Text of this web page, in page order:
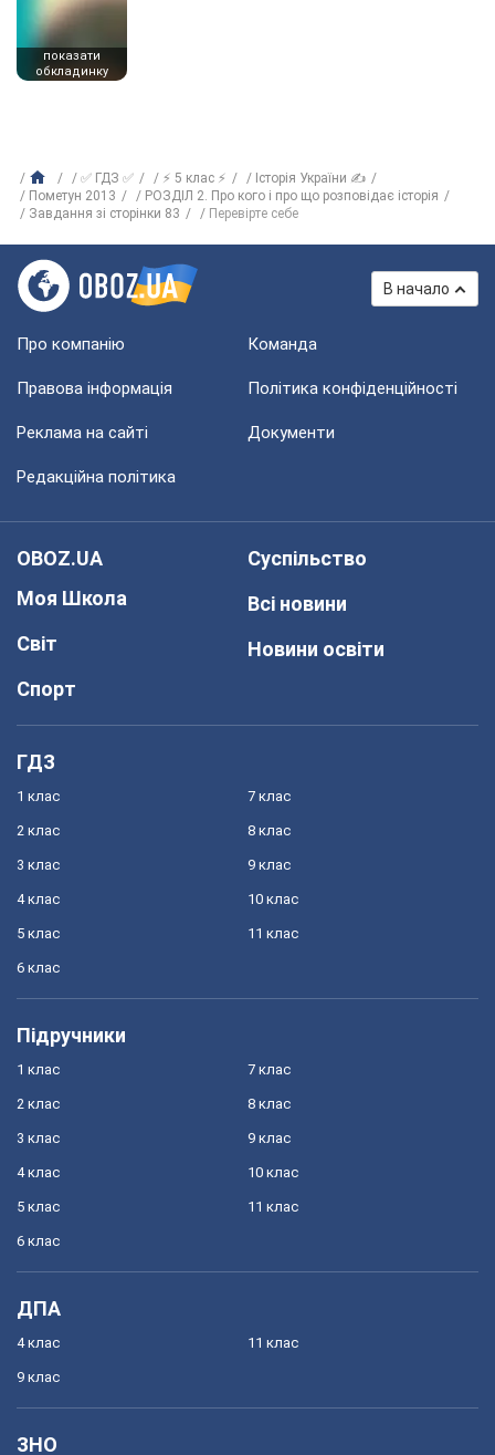
показати
обкладинку
✅ ГДЗ ✅ ⚡ 5 клас ⚡
Історія України ✍
Пометун 2013
РОЗДІЛ 2. Про кого і про що розповідає історія
Завдання зі сторінки 83
Перевірте себе
В начало
Про компанію Команда
Правова інформація Політика конфіденційності
Реклама на сайті Документи
Редакційна політика
OBOZ.UA
Моя Школа
Світ
Спорт
Суспільство
Всі новини
Новини освіти
ГДЗ
1 клас
2 клас
3 клас
4 клас
5 клас
6 клас
7 клас
8 клас
9 клас
10 клас
11 клас
Підручники
1 клас
2 клас
3 клас
4 клас
5 клас
6 клас
7 клас
8 клас
9 клас
10 клас
11 клас
ДПА
4 клас
9 клас
11 клас
ЗНО